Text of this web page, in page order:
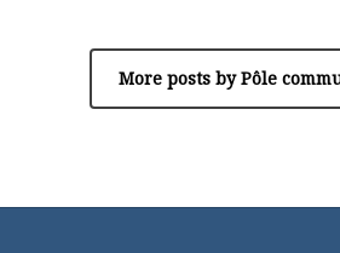
More posts by Pôle